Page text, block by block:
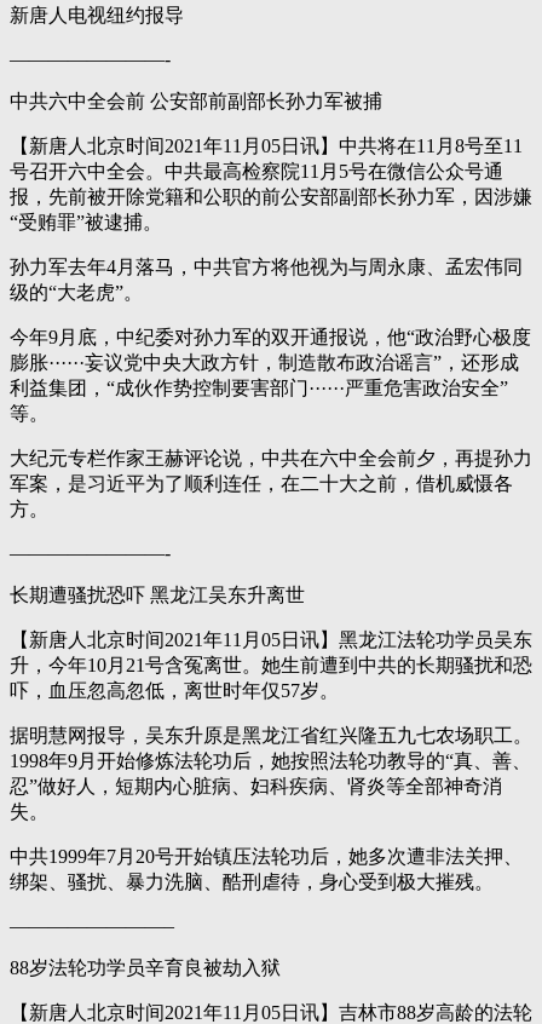
新唐人电视纽约报导
————————-
中共六中全会前 公安部前副部长孙力军被捕
【新唐人北京时间2021年11月05日讯】中共将在11月8号至11
号召开六中全会。中共最高检察院11月5号在微信公众号通
报，先前被开除党籍和公职的前公安部副部长孙力军，因涉嫌
“受贿罪”被逮捕。
孙力军去年4月落马，中共官方将他视为与周永康、孟宏伟同
级的“大老虎”。
今年9月底，中纪委对孙力军的双开通报说，他“政治野心极度
膨胀······妄议党中央大政方针，制造散布政治谣言”，还形成
利益集团，“成伙作势控制要害部门······严重危害政治安全”
等。
大纪元专栏作家王赫评论说，中共在六中全会前夕，再提孙力
军案，是习近平为了顺利连任，在二十大之前，借机威慑各
方。
————————-
长期遭骚扰恐吓 黑龙江吴东升离世
【新唐人北京时间2021年11月05日讯】黑龙江法轮功学员吴东
升，今年10月21号含冤离世。她生前遭到中共的长期骚扰和恐
吓，血压忽高忽低，离世时年仅57岁。
据明慧网报导，吴东升原是黑龙江省红兴隆五九七农场职工。
1998年9月开始修炼法轮功后，她按照法轮功教导的“真、善、
忍”做好人，短期内心脏病、妇科疾病、肾炎等全部神奇消
失。
中共1999年7月20号开始镇压法轮功后，她多次遭非法关押、
绑架、骚扰、暴力洗脑、酷刑虐待，身心受到极大摧残。
————————–
88岁法轮功学员辛育良被劫入狱
【新唐人北京时间2021年11月05日讯】吉林市88岁高龄的法轮